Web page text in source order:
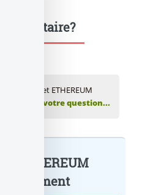
LITECOIN et ETHEREUM
ou posez votre question...
et ETHEREUM
également